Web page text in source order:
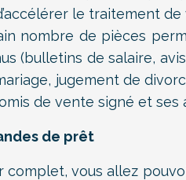
le traitement
nombre de pièces
(bulletins de salaire,
jugement de
de vente signé et ses
de prêt
complet, vous allez